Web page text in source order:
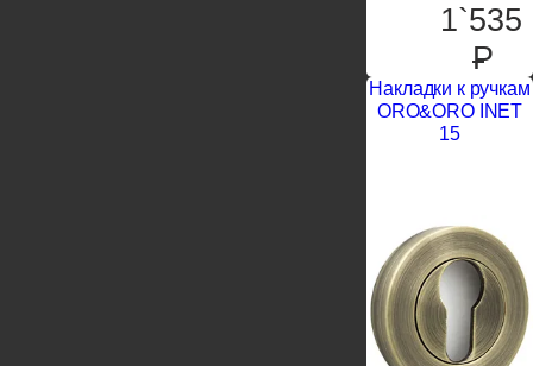
1`535
P
Накладки к ручкам
ORO&ORO INET
15